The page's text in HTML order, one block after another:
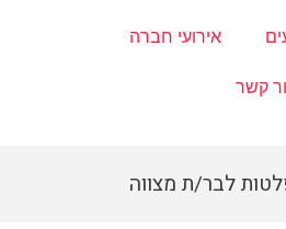
אירועי חברה
קשר
לבר/ת מצווה